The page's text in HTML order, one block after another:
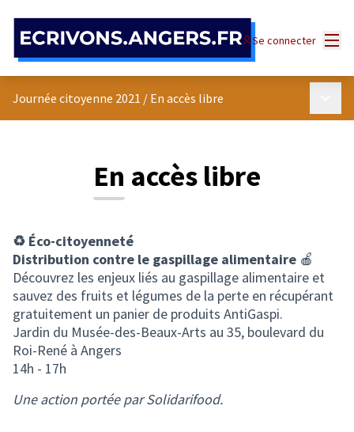
Se connecter
Journée citoyenne 2021 / En accès libre
En accès libre
♻️ Éco-citoyenneté
Distribution contre le gaspillage alimentaire 🍎
Découvrez les enjeux liés au gaspillage alimentaire et
sauvez des fruits et légumes de la perte en récupérant
gratuitement un panier de produits AntiGaspi.
Jardin du Musée-des-Beaux-Arts au 35, boulevard du
Roi-René à Angers
14h - 17h
Une action portée par Solidarifood.